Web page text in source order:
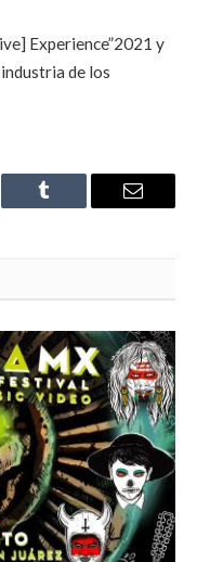
Experience”2021 y
de los
Tumblr Email